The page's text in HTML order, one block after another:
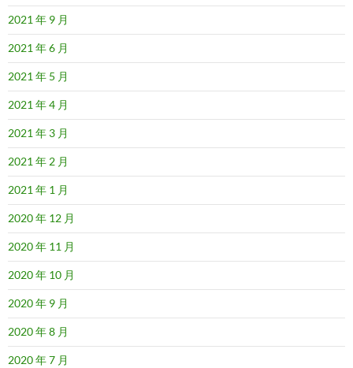
2021 年 9 月
2021 年 6 月
2021 年 5 月
2021 年 4 月
2021 年 3 月
2021 年 2 月
2021 年 1 月
2020 年 12 月
2020 年 11 月
2020 年 10 月
2020 年 9 月
2020 年 8 月
2020 年 7 月